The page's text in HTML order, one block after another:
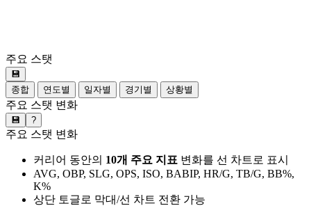
주요 스탯
💾
종합
연도별 일자별 경기별 상황별
주요 스탯 변화
💾 ?
주요 스탯 변화
커리어 동안의 10개 주요 지표 변화를 선 차트로 표시
AVG, OBP, SLG, OPS, ISO, BABIP, HR/G, TB/G, BB%,
K%
상단 토글로 막대/선 차트 전환 가능